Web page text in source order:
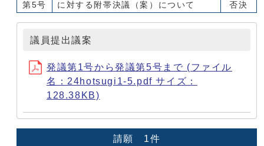
第5号
に対する附帯決議（案）について
否決
議員提出議案
発議第1号から発議第5号まで (ファイル
名：24hotsugi1-5.pdf サイズ：
128.38KB)
請願 1件